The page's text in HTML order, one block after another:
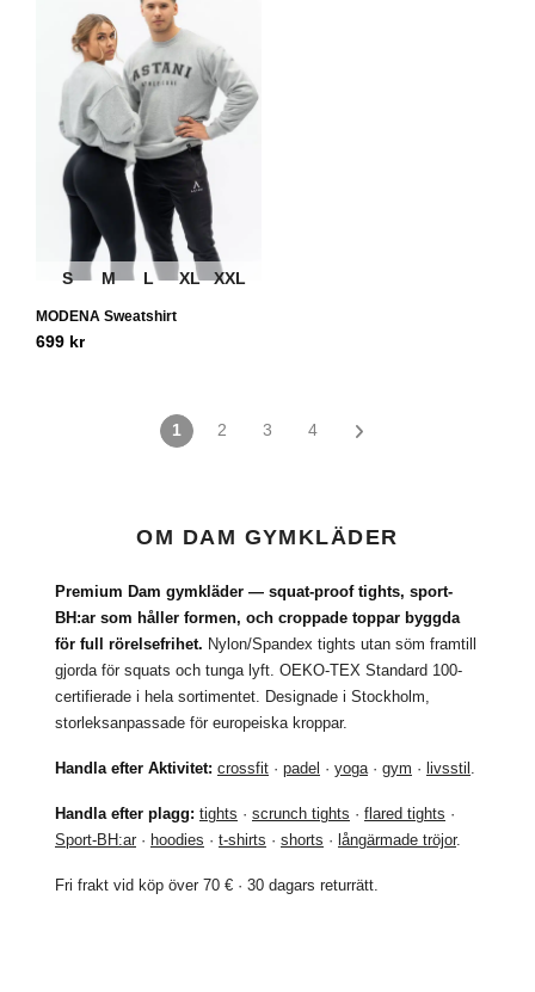
S M L XL XXL
MODENA Sweatshirt
699 kr
1 2 3 4
OM DAM GYMKLÄDER
Premium Dam gymkläder — squat-proof tights, sport-
BH:ar som håller formen, och croppade toppar byggda
för full rörelsefrihet. Nylon/Spandex tights utan söm framtill
gjorda för squats och tunga lyft. OEKO-TEX Standard 100-
certifierade i hela sortimentet. Designade i Stockholm,
storleksanpassade för europeiska kroppar.
Handla efter Aktivitet: crossfit · padel · yoga · gym · livsstil
Handla efter plagg: tights · scrunch tights · flared tights ·
Sport-BH:ar · hoodies · t-shirts · shorts · långärmade tröjor.
Fri frakt vid köp över 70 € · 30 dagars returrätt.